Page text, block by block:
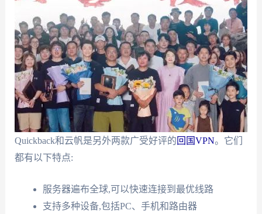
Quickback和云帆是另外两款广受好评的回国VPN。它们
都有以下特点:
服务器遍布全球,可以快速连接到最优线路
支持多种设备,包括PC、手机和路由器